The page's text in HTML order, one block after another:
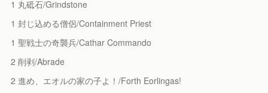
1 丸砥石/Grindstone
1 封じ込める僧侶/Containment Priest
1 聖戦士の奇襲兵/Cathar Commando
2 削剥/Abrade
2 進め、エオルの家の子よ！/Forth Eorlingas!